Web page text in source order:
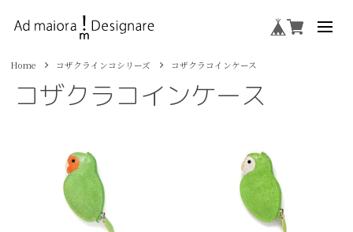
Home コザクラインコシリーズ コザクラコインケース
コザクラコインケース